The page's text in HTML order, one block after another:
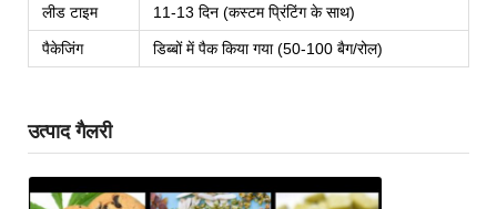
लीड टाइम 11-13 दिन (कस्टम प्रिंटिंग के साथ)
पैकेजिंग डिब्बों में पैक किया गया (50-100 बैग/रोल)
उत्पाद गैलरी